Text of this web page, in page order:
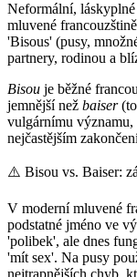
Neformální,
mluvené
'Bisous' (pusy,
partnery, rodinou a
Bisou je běžné
jemnější než baiser(to
vulgárnímu významu,
nejčastějším
⚠️ Bisou vs. Baiser:
V moderní mluvené
podstatné jméno ve
'polibek', ale dnes
'mít sex'. Na pusy